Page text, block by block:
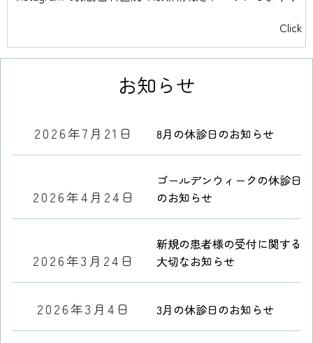
Click
お知らせ
2026年7月21日 8月の休診日のお知らせ
2026年4月24日
ゴールデンウィークの休診日
のお知らせ
2026年3月24日
新規の患者様の受付に関する
大切なお知らせ
2026年3月4日 3月の休診日のお知らせ